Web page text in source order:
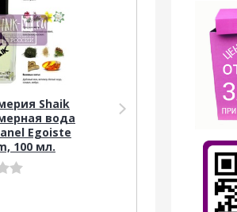
Shaik
вода
Egoiste
100 мл.
Дезодорант Shaik
Парфюмированный